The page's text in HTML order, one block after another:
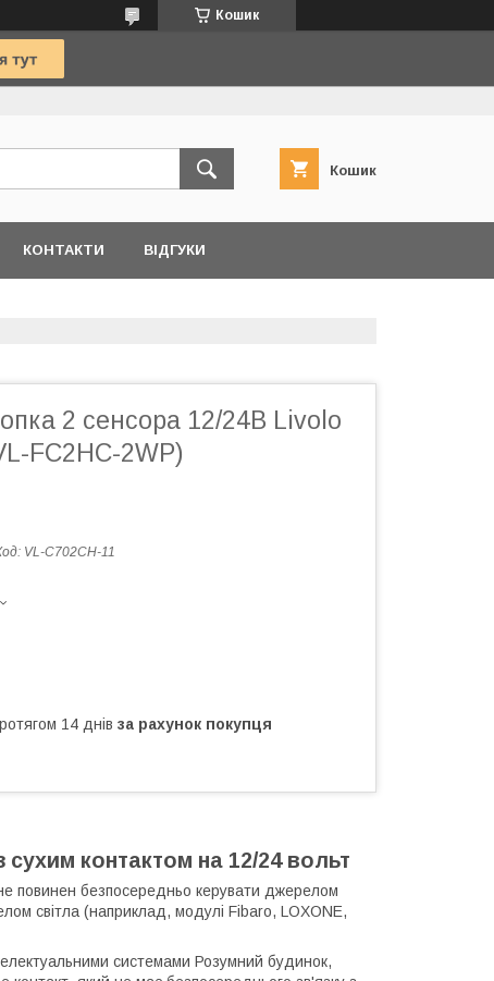
Кошик
Кошик
КОНТАКТИ ВІДГУКИ
2 сенсора 12/24В Livolo
FC2HC-2WP)
VL-C702CH-11
14 днів за рахунок покупця
сухим контактом на 12/24 вольт
повинен безпосередньо керувати джерелом
світла (наприклад, модулі Fibaro, LOXONE,
системами Розумний будинок,